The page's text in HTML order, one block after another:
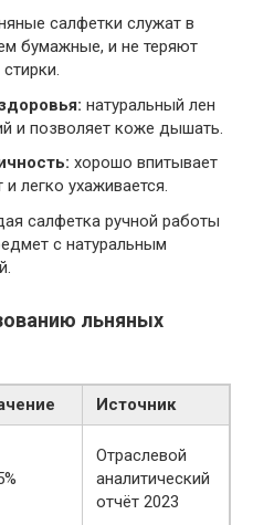
салфетки служат в
бумажные, и не теряют
натуральный лен
и позволяет коже дышать.
хорошо впитывает
легко ухаживается.
салфетка ручной работы
с натуральным
льняных
Источник
Отраслевой
аналитический
отчёт 2023